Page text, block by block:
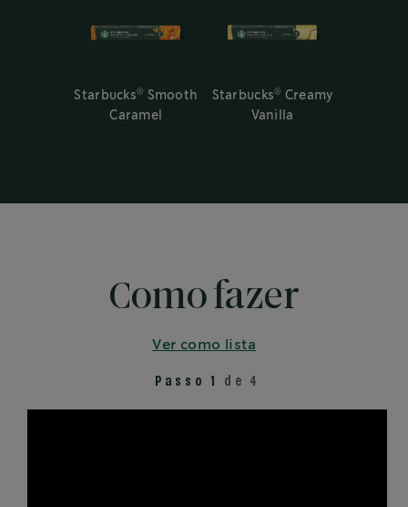
Starbucks® Smooth
Caramel
Starbucks® Creamy
Vanilla
Como fazer
Ver como lista
Passo 1 de 4